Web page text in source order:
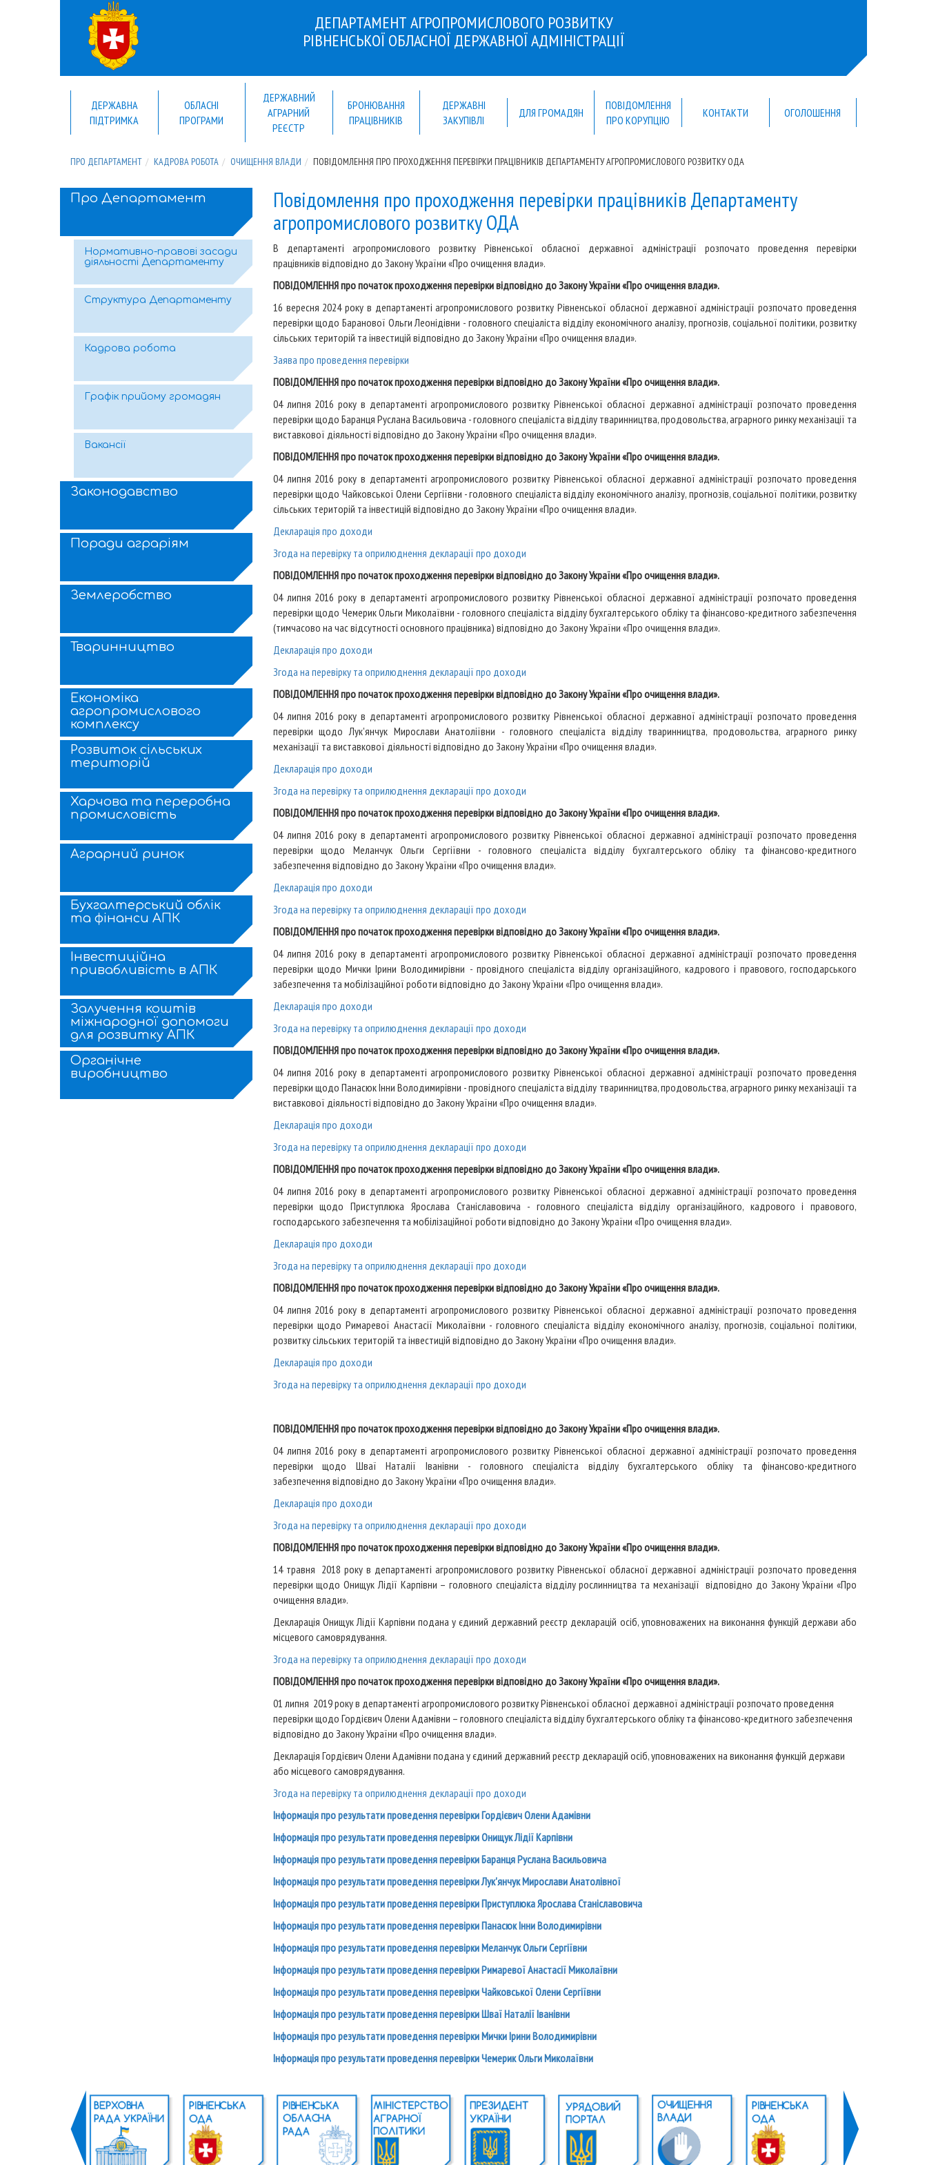
ДЕПАРТАМЕНТ АГРОПРОМИСЛОВОГО РОЗВИТКУ
РІВНЕНСЬКОЇ ОБЛАСНОЇ ДЕРЖАВНОЇ АДМІНІСТРАЦІЇ
ДЕРЖАВНА
ПІДТРИМКА
ОБЛАСНІ
ПРОГРАМИ
ДЕРЖАВНИЙ
АГРАРНИЙ
РЕЄСТР
БРОНЮВАННЯ
ПРАЦІВНИКІВ
ДЕРЖАВНІ
ЗАКУПІВЛІ
ДЛЯ ГРОМАДЯН
ПОВІДОМЛЕННЯ
ПРО КОРУПЦІЮ
КОНТАКТИ ОГОЛОШЕННЯ
ПРО ДЕПАРТАМЕНТ КАДРОВА РОБОТА ОЧИЩЕННЯ ВЛАДИ ПОВІДОМЛЕННЯ ПРО ПРОХОДЖЕННЯ ПЕРЕВІРКИ ПРАЦІВНИКІВ ДЕПАРТАМЕНТУ АГРОПРОМИСЛОВОГО РОЗВИТКУ ОДА
Про Департамент
Нормативно-правові засади
діяльності Департаменту
Структура Департаменту
Кадрова робота
Графік прийому громадян
Вакансії
Законодавство
Поради аграріям
Землеробство
Тваринництво
Економіка
агропромислового
комплексу
Розвиток сільських
територій
Харчова та переробна
промисловість
Аграрний ринок
Бухгалтерський облік
та фінанси АПК
Інвестиційна
привабливість в АПК
Залучення коштів
міжнародної допомоги
для розвитку АПК
Органічне
виробництво
Повідомлення про проходження перевірки працівників Департаменту
агропромислового розвитку ОДА
В департаменті агропромислового розвитку Рівненської обласної державної адміністрації розпочато проведення перевірки
працівників відповідно до Закону України «Про очищення влади».
ПОВІДОМЛЕННЯ про початок проходження перевірки відповідно до Закону України «Про очищення влади».
16 вересня 2024 року в департаменті агропромислового розвитку Рівненської обласної державної адміністрації розпочато проведення
перевірки щодо Баранової Ольги Леонідівни - головного спеціаліста відділу економічного аналізу, прогнозів, соціальної політики, розвитку
сільських територій та інвестицій відповідно до Закону України «Про очищення влади».
Заява про проведення перевірки
ПОВІДОМЛЕННЯ про початок проходження перевірки відповідно до Закону України «Про очищення влади».
04 липня 2016 року в департаменті агропромислового розвитку Рівненської обласної державної адміністрації розпочато проведення
перевірки щодо Баранця Руслана Васильовича - головного спеціаліста відділу тваринництва, продовольства, аграрного ринку механізації та
виставкової діяльності відповідно до Закону України «Про очищення влади».
ПОВІДОМЛЕННЯ про початок проходження перевірки відповідно до Закону України «Про очищення влади».
04 липня 2016 року в департаменті агропромислового розвитку Рівненської обласної державної адміністрації розпочато проведення
перевірки щодо Чайковської Олени Сергіївни - головного спеціаліста відділу економічного аналізу, прогнозів, соціальної політики, розвитку
сільських територій та інвестицій відповідно до Закону України «Про очищення влади».
Декларація про доходи
Згода на перевірку та оприлюднення декларації про доходи
ПОВІДОМЛЕННЯ про початок проходження перевірки відповідно до Закону України «Про очищення влади».
04 липня 2016 року в департаменті агропромислового розвитку Рівненської обласної державної адміністрації розпочато проведення
перевірки щодо Чемерик Ольги Миколаївни - головного спеціаліста відділу бухгалтерського обліку та фінансово-кредитного забезпечення
(тимчасово на час відсутності основного працівника) відповідно до Закону України «Про очищення влади».
Декларація про доходи
Згода на перевірку та оприлюднення декларації про доходи
ПОВІДОМЛЕННЯ про початок проходження перевірки відповідно до Закону України «Про очищення влади».
04 липня 2016 року в департаменті агропромислового розвитку Рівненської обласної державної адміністрації розпочато проведення
перевірки щодо Лук'янчук Мирослави Анатоліївни - головного спеціаліста відділу тваринництва, продовольства, аграрного ринку
механізації та виставкової діяльності відповідно до Закону України «Про очищення влади».
Декларація про доходи
Згода на перевірку та оприлюднення декларації про доходи
ПОВІДОМЛЕННЯ про початок проходження перевірки відповідно до Закону України «Про очищення влади».
04 липня 2016 року в департаменті агропромислового розвитку Рівненської обласної державної адміністрації розпочато проведення
перевірки щодо Меланчук Ольги Сергіївни
- головного спеціаліста відділу бухгалтерського обліку та фінансово-кредитного
забезпечення відповідно до Закону України «Про очищення влади».
Декларація про доходи
Згода на перевірку та оприлюднення декларації про доходи
ПОВІДОМЛЕННЯ про початок проходження перевірки відповідно до Закону України «Про очищення влади».
04 липня 2016 року в департаменті агропромислового розвитку Рівненської обласної державної адміністрації розпочато проведення
перевірки щодо Мички Ірини Володимирівни - провідного спеціаліста відділу організаційного, кадрового і правового, господарського
забезпечення та мобілізаційної роботи відповідно до Закону України «Про очищення влади».
Декларація про доходи
Згода на перевірку та оприлюднення декларації про доходи
ПОВІДОМЛЕННЯ про початок проходження перевірки відповідно до Закону України «Про очищення влади».
04 липня 2016 року в департаменті агропромислового розвитку Рівненської обласної державної адміністрації розпочато проведення
перевірки щодо Панасюк Інни Володимирівни - провідного спеціаліста відділу тваринництва, продовольства, аграрного ринку механізації та
виставкової діяльності відповідно до Закону України «Про очищення влади».
Декларація про доходи
Згода на перевірку та оприлюднення декларації про доходи
ПОВІДОМЛЕННЯ про початок проходження перевірки відповідно до Закону України «Про очищення влади».
04 липня 2016 року в департаменті агропромислового розвитку Рівненської обласної державної адміністрації розпочато проведення
перевірки щодо Приступлюка Ярослава Станіславовича - головного спеціаліста відділу організаційного, кадрового і правового,
господарського забезпечення та мобілізаційної роботи відповідно до Закону України «Про очищення влади».
Декларація про доходи
Згода на перевірку та оприлюднення декларації про доходи
ПОВІДОМЛЕННЯ про початок проходження перевірки відповідно до Закону України «Про очищення влади».
04 липня 2016 року в департаменті агропромислового розвитку Рівненської обласної державної адміністрації розпочато проведення
перевірки щодо Римаревої Анастасії Миколаївни - головного спеціаліста відділу економічного аналізу, прогнозів, соціальної політики,
розвитку сільських територій та інвестицій відповідно до Закону України «Про очищення влади».
Декларація про доходи
Згода на перевірку та оприлюднення декларації про доходи
ПОВІДОМЛЕННЯ про початок проходження перевірки відповідно до Закону України «Про очищення влади».
04 липня 2016 року в департаменті агропромислового розвитку Рівненської обласної державної адміністрації розпочато проведення
перевірки щодо Шваї Наталії Іванівни
- головного спеціаліста відділу бухгалтерського обліку та фінансово-кредитного
забезпечення відповідно до Закону України «Про очищення влади».
Декларація про доходи
Згода на перевірку та оприлюднення декларації про доходи
ПОВІДОМЛЕННЯ про початок проходження перевірки відповідно до Закону України «Про очищення влади».
14 травня 2018 року в департаменті агропромислового розвитку Рівненської обласної державної адміністрації розпочато проведення
перевірки щодо Онищук Лідії Карпівни – головного спеціаліста відділу рослинництва та механізації відповідно до Закону України «Про
очищення влади».
Декларація Онищук Лідії Карпівни подана у єдиний державний реєстр декларацій осіб, уповноважених на виконання функцій держави або
місцевого самоврядування.
Згода на перевірку та оприлюднення декларації про доходи
ПОВІДОМЛЕННЯ про початок проходження перевірки відповідно до Закону України «Про очищення влади».
01 липня 2019 року в департаменті агропромислового розвитку Рівненської обласної державної адміністрації розпочато проведення
перевірки щодо Гордієвич Олени Адамівни – головного спеціаліста відділу бухгалтерського обліку та фінансово-кредитного забезпечення
відповідно до Закону України «Про очищення влади».
Декларація Гордієвич Олени Адамівни подана у єдиний державний реєстр декларацій осіб, уповноважених на виконання функцій держави
або місцевого самоврядування.
Згода на перевірку та оприлюднення декларації про доходи
Інформація про результати проведення перевірки Гордієвич Олени Адамівни
Інформація про результати проведення перевірки Онищук Лідії Карпівни
Інформація про результати проведення перевірки Баранця Руслана Васильовича
Інформація про результати проведення перевірки Лук'янчук Мирослави Анатолівної
Інформація про результати проведення перевірки Приступлюка Ярослава Станіславовича
Інформація про результати проведення перевірки Панасюк Інни Володимирівни
Інформація про результати проведення перевірки Меланчук Ольги Сергіївни
Інформація про результати проведення перевірки Римаревої Анастасії Миколаївни
Інформація про результати проведення перевірки Чайковської Олени Сергіївни
Інформація про результати проведення перевірки Шваї Наталії Іванівни
Інформація про результати проведення перевірки Мички Ірини Володимирівни
Інформація про результати проведення перевірки Чемерик Ольги Миколаївни